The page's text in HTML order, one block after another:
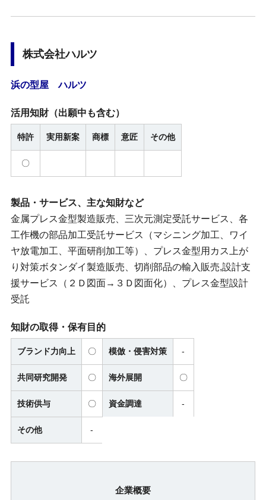
株式会社ハルツ
浜の型屋 ハルツ
活用知財（出願中も含む）
特許 実用新案 商標 意匠 その他
〇
製品・サービス、主な知財など
金属プレス金型製造販売、三次元測定受託サービス、各
工作機の部品加工受託サービス（マシニング加工、ワイ
ヤ放電加工、平面研削加工等）、プレス金型用カス上が
り対策ボタンダイ製造販売、切削部品の輸入販売,設計支
援サービス（２Ｄ図面→３Ｄ図面化）、プレス金型設計
受託
知財の取得・保有目的
ブランド力向上 〇 模倣・侵害対策 -
共同研究開発 〇 海外展開 〇
技術供与 〇 資金調達 -
その他 -
企業概要